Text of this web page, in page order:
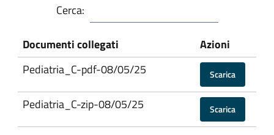
Cerca:
Documenti collegati
Azioni
Pediatria_C-pdf-08/05/25
Scarica
Pediatria_C-zip-08/05/25 Scarica